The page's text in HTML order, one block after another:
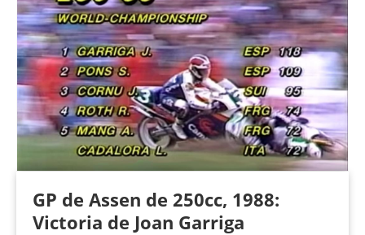
GP de Assen de 250cc, 1988:
Victoria de Joan Garriga